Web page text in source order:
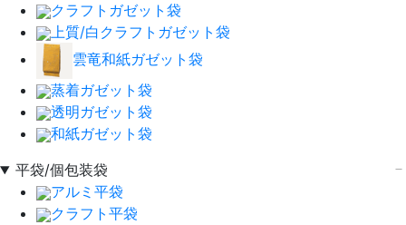
クラフトガゼット袋
上質/白クラフトガゼット袋
雲竜和紙ガゼット袋
蒸着ガゼット袋
透明ガゼット袋
和紙ガゼット袋
平袋/個包装袋
アルミ平袋
クラフト平袋